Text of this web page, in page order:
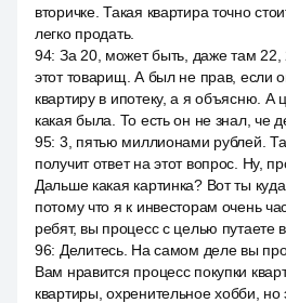
вторичке. Такая квартира точно
легко продать.
94: За 20, может быть, даже там 22,
этот товарищ. А был не прав, если
квартиру в ипотеку, а я объясню. А
какая была. То есть он не знал, че
95: 3, пятью миллионами рублей.
получит ответ на этот вопрос. Ну,
Дальше какая картинка? Вот ты
потому что я к инвесторам очень
ребят, вы процесс с целью путаете
96: Делитесь. На самом деле вы
Вам нравится процесс покупки
квартиры, охренительное хобби,